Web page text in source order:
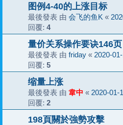
图例4-40的上涨目标
最後發表 由 会飞的鱼K «
回覆: 4
量价关系操作要诀146页
最後發表 由 friday « 2020-
回覆: 5
缩量上涨
最後發表 由 韋中 « 2020-01-
回覆: 2
198頁關於強勢攻擊